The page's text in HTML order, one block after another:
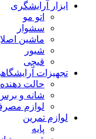
ابزار آرایشگری
اتو مو
سشوار
ماشین
شیور
قیچی
تجهیزات
حالت دهنده
شانه و
لوازم
لوازم تمرین
پایه